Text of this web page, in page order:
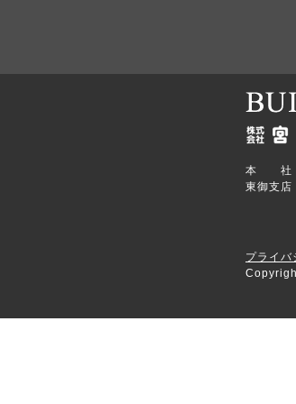
本 社
東御支
プライバ